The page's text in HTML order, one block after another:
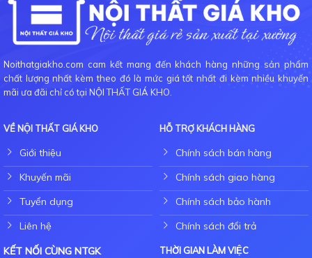
Noithatgiakho.com cam kết mang đến khách hàng những sản phẩm
chất lượng nhất kèm theo đó là mức giá tốt nhất đi kèm nhiều khuyến
mãi ưa đãi chỉ có tại NỘI THẤT GIÁ KHO.
VỀ NỘI THẤT GIÁ KHO
Giới thiệu
Khuyến mãi
Tuyển dụng
Liên hệ
HỖ TRỢ KHÁCH HÀNG
Chính sách bán hàng
Chính sách giao hàng
Chính sách bảo hành
Chính sách đổi trả
KẾT NỐI CÙNG NTGK
THỜI GIAN LÀM VIỆC